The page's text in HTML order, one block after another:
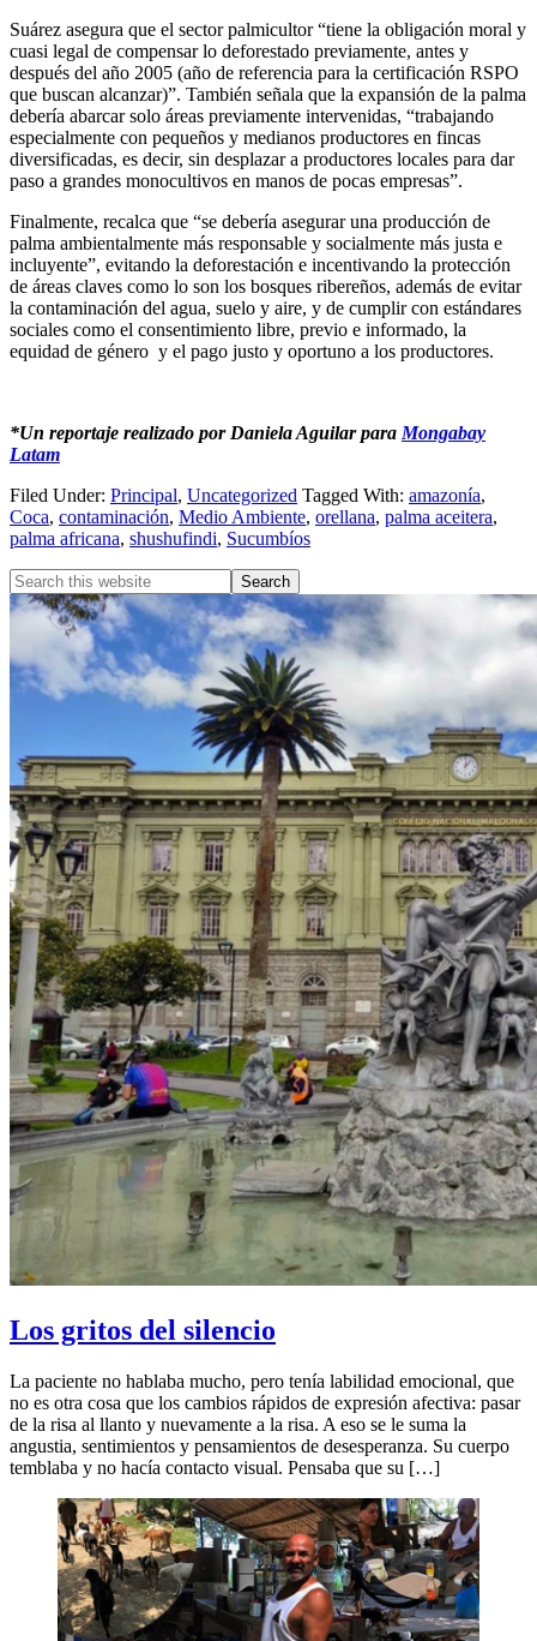
Suárez asegura que el sector palmicultor “tiene la obligación moral y
cuasi legal de compensar lo deforestado previamente, antes y
después del año 2005 (año de referencia para la certificación RSPO
que buscan alcanzar)”. También señala que la expansión de la palma
debería abarcar solo áreas previamente intervenidas, “trabajando
especialmente con pequeños y medianos productores en fincas
diversificadas, es decir, sin desplazar a productores locales para dar
paso a grandes monocultivos en manos de pocas empresas”.
Finalmente, recalca que “se debería asegurar una producción de
palma ambientalmente más responsable y socialmente más justa e
incluyente”, evitando la deforestación e incentivando la protección
de áreas claves como lo son los bosques ribereños, además de evitar
la contaminación del agua, suelo y aire, y de cumplir con estándares
sociales como el consentimiento libre, previo e informado, la
equidad de género y el pago justo y oportuno a los productores.
*Un reportaje realizado por Daniela Aguilar para Mongabay
Latam
Filed Under: Principal, Uncategorized Tagged With: amazonía,
Coca, contaminación, Medio Ambiente, orellana, palma aceitera,
palma africana, shushufindi, Sucumbíos
Los gritos del silencio
La paciente no hablaba mucho, pero tenía labilidad emocional, que
no es otra cosa que los cambios rápidos de expresión afectiva: pasar
de la risa al llanto y nuevamente a la risa. A eso se le suma la
angustia, sentimientos y pensamientos de desesperanza. Su cuerpo
temblaba y no hacía contacto visual. Pensaba que su […]